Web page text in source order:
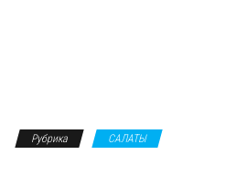
Рубрика САЛАТЫ